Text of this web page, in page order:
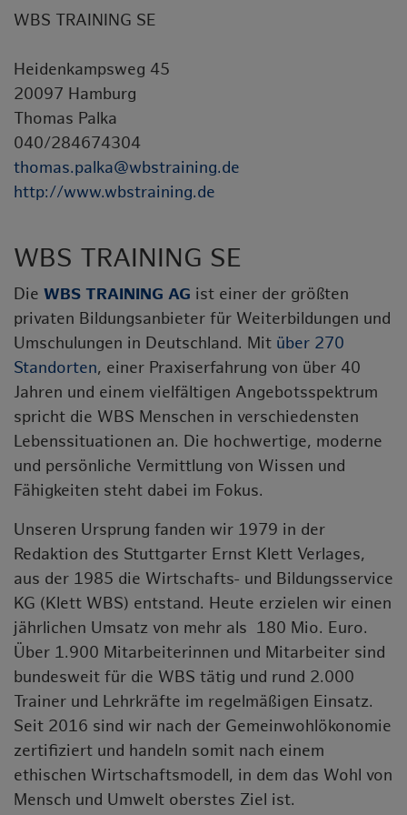
WBS TRAINING SE
Die WBS TRAINING AG ist einer der größten
privaten Bildungsanbieter für Weiterbildungen und
Umschulungen in Deutschland. Mit über 270
Standorten, einer Praxiserfahrung von über 40
Jahren und einem vielfältigen Angebotsspektrum
spricht die WBS Menschen in verschiedensten
Lebenssituationen an. Die hochwertige, moderne
und persönliche Vermittlung von Wissen und
Fähigkeiten steht dabei im Fokus.
Unseren Ursprung fanden wir 1979 in der
Redaktion des Stuttgarter Ernst Klett Verlages,
aus der 1985 die Wirtschafts- und Bildungsservice
KG (Klett WBS) entstand. Heute erzielen wir einen
jährlichen Umsatz von mehr als 180 Mio. Euro.
Über 1.900 Mitarbeiterinnen und Mitarbeiter sind
bundesweit für die WBS tätig und rund 2.000
Trainer und Lehrkräfte im regelmäßigen Einsatz.
Seit 2016 sind wir nach der Gemeinwohlökonomie
zertifiziert und handeln somit nach einem
ethischen Wirtschaftsmodell, in dem das Wohl von
Mensch und Umwelt oberstes Ziel ist.
WBS TRAINING SE
Heidenkampsweg 45
20097 Hamburg
Thomas Palka
040/284674304
thomas.palka@wbstraining.de
http://www.wbstraining.de